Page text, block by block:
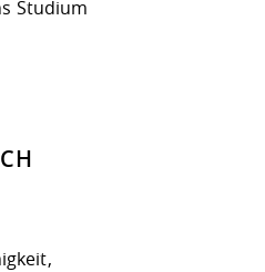
Studium